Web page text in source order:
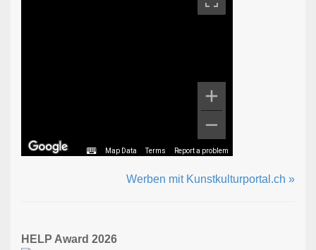
Map Data Terms Report a problem
Werben mit Kunstkulturportal.ch »
HELP Award 2026